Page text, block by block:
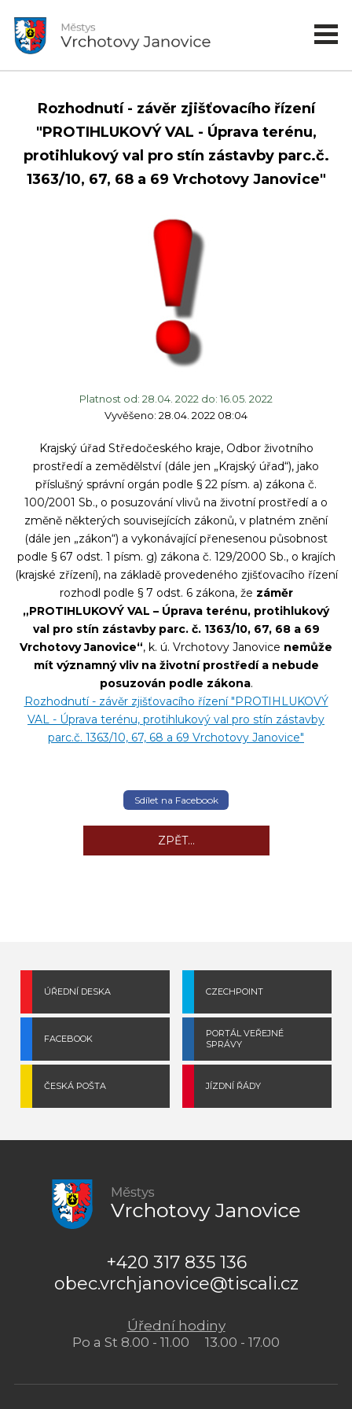
Rozhodnutí - závěr zjišťovacího řízení
"PROTIHLUKOVÝ VAL - Úprava terénu,
protihlukový val pro stín zástavby parc.č.
1363/10, 67, 68 a 69 Vrchotovy Janovice"
Platnost od: 28.04. 2022 do: 16.05. 2022
Vyvěšeno: 28.04. 2022 08:04
Krajský úřad Středočeského kraje, Odbor životního
prostředí a zemědělství (dále jen „Krajský úřad“), jako
příslušný správní orgán podle § 22 písm. a) zákona č.
100/2001 Sb., o posuzování vlivů na životní prostředí a o
změně některých souvisejících zákonů, v platném znění
(dále jen „zákon“) a vykonávající přenesenou působnost
podle § 67 odst. 1 písm. g) zákona č. 129/2000 Sb., o krajích
(krajské zřízení), na základě provedeného zjišťovacího řízení
rozhodl podle § 7 odst. 6 zákona, že záměr
„PROTIHLUKOVÝ VAL – Úprava terénu, protihlukový
val pro stín zástavby parc. č. 1363/10, 67, 68 a 69
Vrchotovy Janovice“, k. ú. Vrchotovy Janovice nemůže
mít významný vliv na životní prostředí a nebude
posuzován podle zákona.
Rozhodnutí - závěr zjišťovacího řízení "PROTIHLUKOVÝ
VAL - Úprava terénu, protihlukový val pro stín zástavby
parc.č. 1363/10, 67, 68 a 69 Vrchotovy Janovice"
Sdílet na Facebook
ZPĚT...
ÚŘEDNÍ DESKA CZECHPOINT
FACEBOOK
PORTÁL VEŘEJNÉ
SPRÁVY
ČESKÁ POŠTA JÍZDNÍ ŘÁDY
+420 317 835 136
obec.vrchjanovice@tiscali.cz
Úřední hodiny
Po a St 8.00 - 11.00 13.00 - 17.00